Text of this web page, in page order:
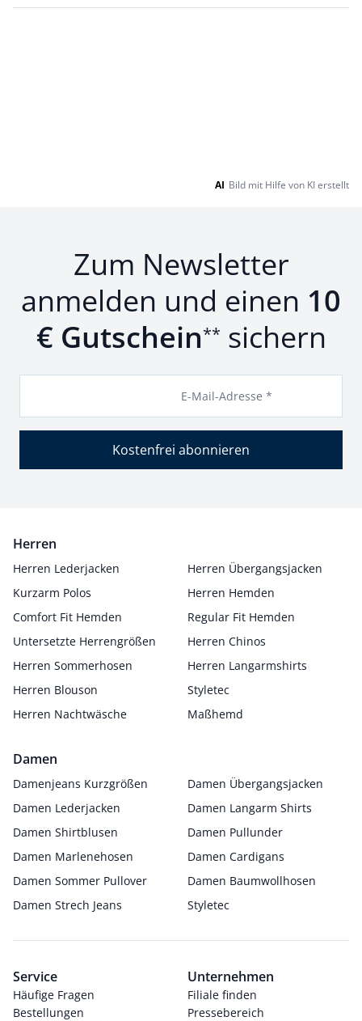
AI Bild mit Hilfe von KI erstellt
Zum Newsletter
anmelden und einen 10
€ Gutschein** sichern
E-Mail-Adresse *
Kostenfrei abonnieren
Herren
Herren Lederjacken
Herren Übergangsjacken
Kurzarm Polos
Herren Hemden
Comfort Fit Hemden
Regular Fit Hemden
Untersetzte Herrengrößen
Herren Chinos
Herren Sommerhosen
Herren Langarmshirts
Herren Blouson
Styletec
Herren Nachtwäsche
Maßhemd
Damen
Damenjeans Kurzgrößen
Damen Übergangsjacken
Damen Lederjacken
Damen Langarm Shirts
Damen Shirtblusen
Damen Pullunder
Damen Marlenehosen
Damen Cardigans
Damen Sommer Pullover
Damen Baumwollhosen
Damen Strech Jeans
Styletec
Service
Häufige Fragen
Bestellungen
Unternehmen
Filiale finden
Pressebereich